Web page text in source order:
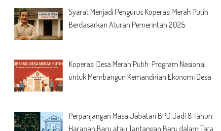
Syarat Menjadi Pengurus Koperasi Merah Putih
Berdasarkan Aturan Pemerintah 2025
Koperasi Desa Merah Putih: Program Nasional
untuk Membangun Kemandirian Ekonomi Desa
Perpanjangan Masa Jabatan BPD Jadi 8 Tahun:
Harapan Baru atau Tantangan Baru dalam Tata